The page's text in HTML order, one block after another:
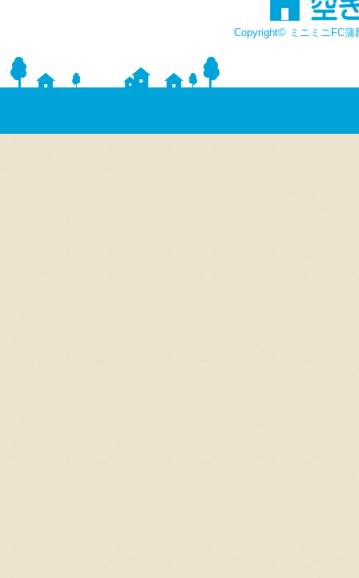
Copyright© ミニミニFC蒲